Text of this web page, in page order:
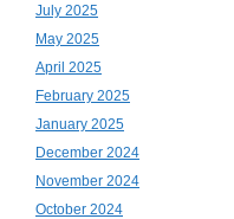
July 2025
May 2025
April 2025
February 2025
January 2025
December 2024
November 2024
October 2024